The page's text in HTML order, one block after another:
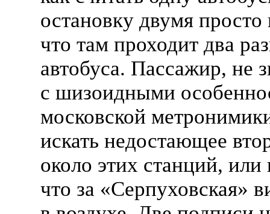
остановку двумя просто
что там проходит два
автобуса. Пассажир, не
с шизоидными
московской
искать недостающее
около этих станций, или
что за «Серпуховская»